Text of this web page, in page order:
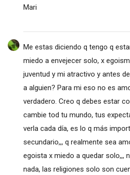
Mari
Me estas diciendo q tengo q
miedo a envejecer solo, x
juventud y mi atractivo y antes
a alguien? Para mi eso no es
verdadero. Creo q debes estar
cambie tod tu mundo, tus
verla cada día, es lo q más
secundario,,, q realmente sea
egoista x miedo a quedar solo,,,
nada, las religiones solo son